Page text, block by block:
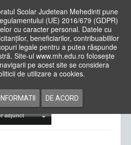
Scolar Judetean Mehedinti pune
(UE) 2016/679 (GDPR)
cu caracter personal. Datele cu
beneficiarilor, contribuabililor
legale pentru a putea răspunde
Site-ul www.mh.edu.ro folosește
pe acest site se considera
de utilizare a cookies.
DE ACORD
Didactice
adjunct